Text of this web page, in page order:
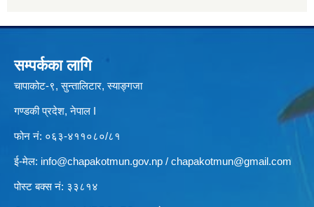
सम्पर्कका लागि
चापाकोट-९, सुन्तालिटार, स्याङ्गजा
गण्डकी प्रदेश, नेपाल I
फोन नं: ०६३-४११०८०/८१
ई-मेल: info@chapakotmun.gov.np / chapakotmun@gmail.com
पोस्ट बक्स नं: ३३८१४